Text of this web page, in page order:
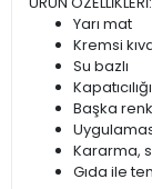
Yarı mat
Kremsi
Su bazlı
Başka
Kararma,
Gıda ile